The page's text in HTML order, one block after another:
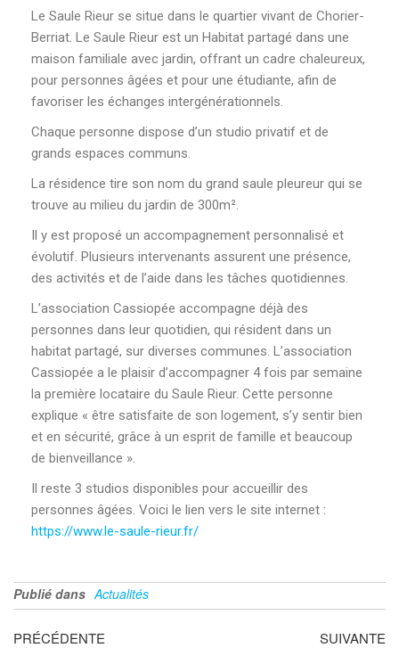
Le Saule Rieur se situe dans le quartier vivant de Chorier-
Berriat. Le Saule Rieur est un Habitat partagé dans une
maison familiale avec jardin, offrant un cadre chaleureux,
pour personnes âgées et pour une étudiante, afin de
favoriser les échanges intergénérationnels.
Chaque personne dispose d’un studio privatif et de
grands espaces communs.
La résidence tire son nom du grand saule pleureur qui se
trouve au milieu du jardin de 300m².
Il y est proposé un accompagnement personnalisé et
évolutif. Plusieurs intervenants assurent une présence,
des activités et de l’aide dans les tâches quotidiennes.
L’association Cassiopée accompagne déjà des
personnes dans leur quotidien, qui résident dans un
habitat partagé, sur diverses communes. L’association
Cassiopée a le plaisir d’accompagner 4 fois par semaine
la première locataire du Saule Rieur. Cette personne
explique « être satisfaite de son logement, s’y sentir bien
et en sécurité, grâce à un esprit de famille et beaucoup
de bienveillance ».
Il reste 3 studios disponibles pour accueillir des
personnes âgées. Voici le lien vers le site internet :
https://www.le-saule-rieur.fr/
Publié dans Actualités
PRÉCÉDENTE
SUIVANTE